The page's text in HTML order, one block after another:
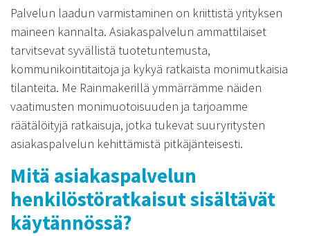
Palvelun laadun varmistaminen on kriittistä yrityksen
maineen kannalta. Asiakaspalvelun ammattilaiset
tarvitsevat syvällistä tuotetuntemusta,
kommunikointitaitoja ja kykyä ratkaista monimutkaisia
tilanteita. Me Rainmakerillä ymmärrämme näiden
vaatimusten monimuotoisuuden ja tarjoamme
räätälöityjä ratkaisuja, jotka tukevat suuryritysten
asiakaspalvelun kehittämistä pitkäjänteisesti.
Mitä asiakaspalvelun
henkilöstöratkaisut sisältävät
käytännössä?